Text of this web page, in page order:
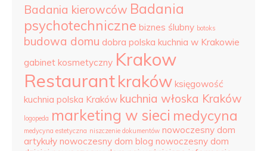
Badania kierowców Badania
psychotechniczne biznes ślubny botoks
budowa domu dobra polska kuchnia w Krakowie
gabinet kosmetyczny Krakow
Restaurantkraków księgowość
kuchnia polska Kraków kuchnia włoska Kraków
logopeda marketing w sieci medycyna
medycyna estetyczna niszczenie dokumentów nowoczesny dom
artykuły nowoczesny dom blog nowoczesny dom